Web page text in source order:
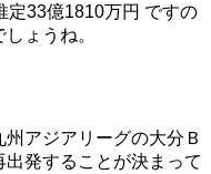
定33億1810万円 ですの
ょうね。
アジアリーグの大分Ｂ
発することが決まって